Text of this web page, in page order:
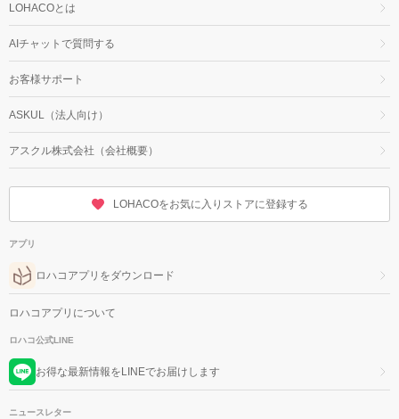
LOHACOとは
AIチャットで質問する
お客様サポート
ASKUL（法人向け）
アスクル株式会社（会社概要）
LOHACOをお気に入りストアに登録する
アプリ
ロハコアプリをダウンロード
ロハコアプリについて
ロハコ公式LINE
お得な最新情報をLINEでお届けします
ニュースレター